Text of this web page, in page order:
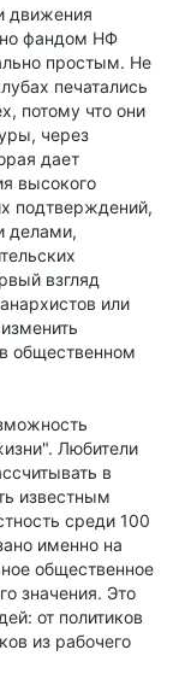
движения
фандом НФ
простым. Не
печатались
потому что они
через
дает
высокого
подтверждений,
делами,
взгляд
или
общественном
Любители
в
известным
среди 100
именно на
общественное
значения. Это
от политиков
из рабочего